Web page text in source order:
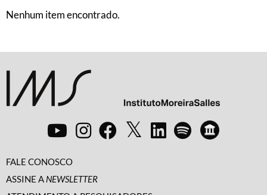
Nenhum item encontrado.
FALE CONOSCO
ASSINE A NEWSLETTER